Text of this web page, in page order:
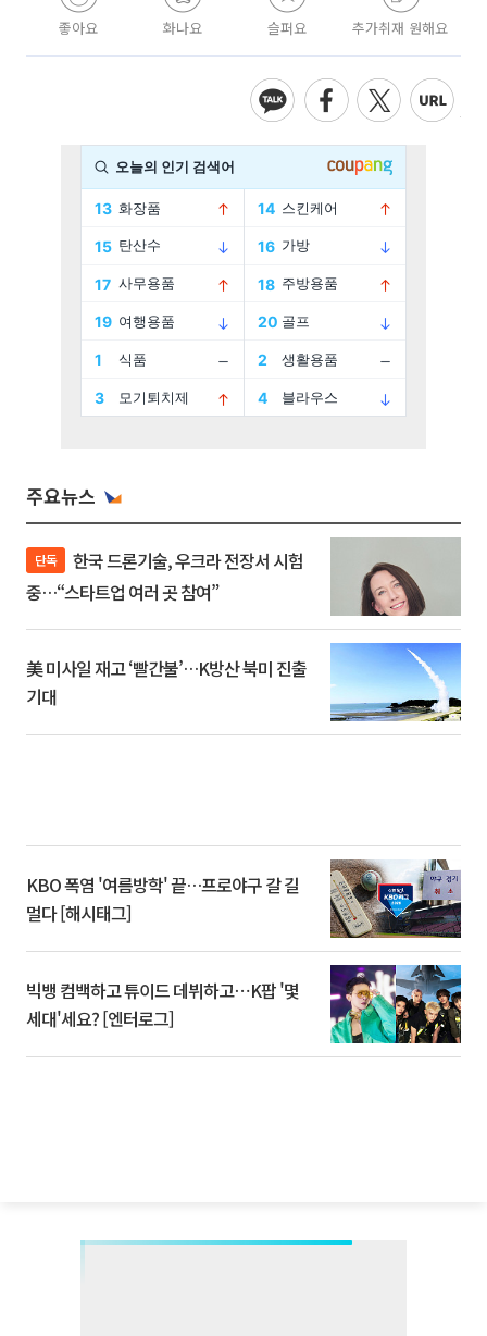
좋아요 화나요 슬퍼요 추가취재 원해요
주요뉴스
단독
중…“스타트업 여러 곳 참여”
美 미사일 재고 ‘빨간불’…K방산 북미 진출
기대
KBO 폭염 '여름방학' 끝…프로야구 갈 길
멀다 [해시태그]
빅뱅 컴백하고 튜이드 데뷔하고⋯K팝 '몇
세대'세요? [엔터로그]